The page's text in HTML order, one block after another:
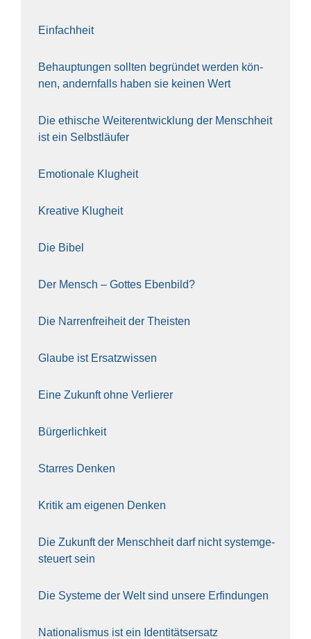
Ein­fach­heit
Behaup­tun­gen soll­ten begrün­det wer­den kön­
nen, andern­falls haben sie kei­nen Wert
Die ethi­sche Wei­ter­ent­wick­lung der Mensch­heit
ist ein Selbst­läu­fer
Emo­tio­na­le Klug­heit
Krea­ti­ve Klug­heit
Die Bibel
Der Mensch – Got­tes Eben­bild?
Die Nar­ren­frei­heit der The­is­ten
Glau­be ist Ersatz­wis­sen
Eine Zukunft ohne Ver­lie­rer
Bür­ger­lich­keit
Star­res Den­ken
Kri­tik am eige­nen Den­ken
Die Zukunft der Mensch­heit darf nicht sys­tem­ge­
steu­ert sein
Die Sys­te­me der Welt sind unse­re Erfin­dun­gen
Natio­na­lis­mus ist ein Iden­ti­täts­er­satz